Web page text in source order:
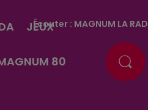
JEUX
80
Écouter : MAGNUM LA